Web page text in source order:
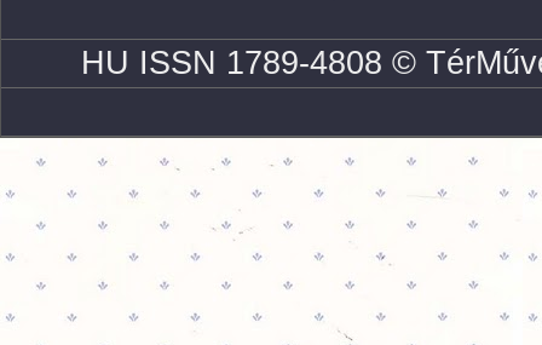
HU ISSN 1789-4808 ©